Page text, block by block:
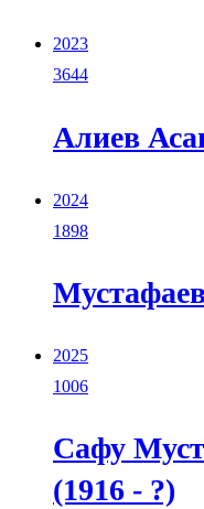
2023
3644
Алиев
2024
1898
2025
1006
Сафу
(1916 - ?)